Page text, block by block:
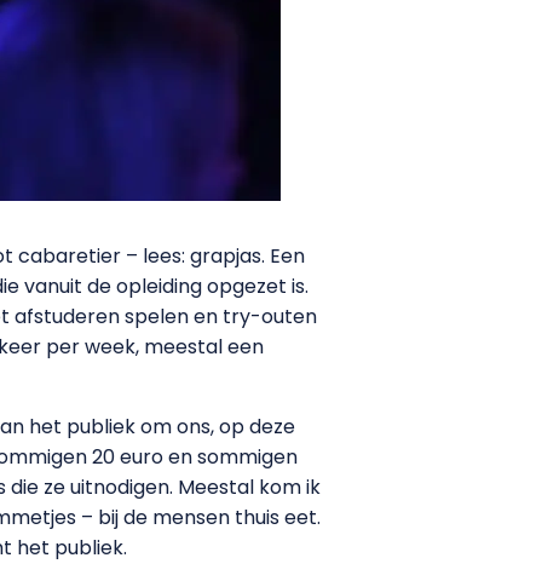
cabaretier – lees: grapjas. Een
vanuit de opleiding opgezet is.
afstuderen spelen en try-outen
per week, meestal een
het publiek om ons, op deze
20 euro en sommigen
ze uitnodigen. Meestal kom ik
– bij de mensen thuis eet.
het publiek.